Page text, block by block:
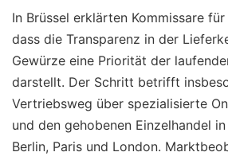
In Brüssel erklärten Kommissare
dass die Transparenz in der
Gewürze eine Priorität der
darstellt. Der Schritt betrifft
Vertriebsweg über spezialisierte
und den gehobenen Einzelhandel
Berlin, Paris und London.